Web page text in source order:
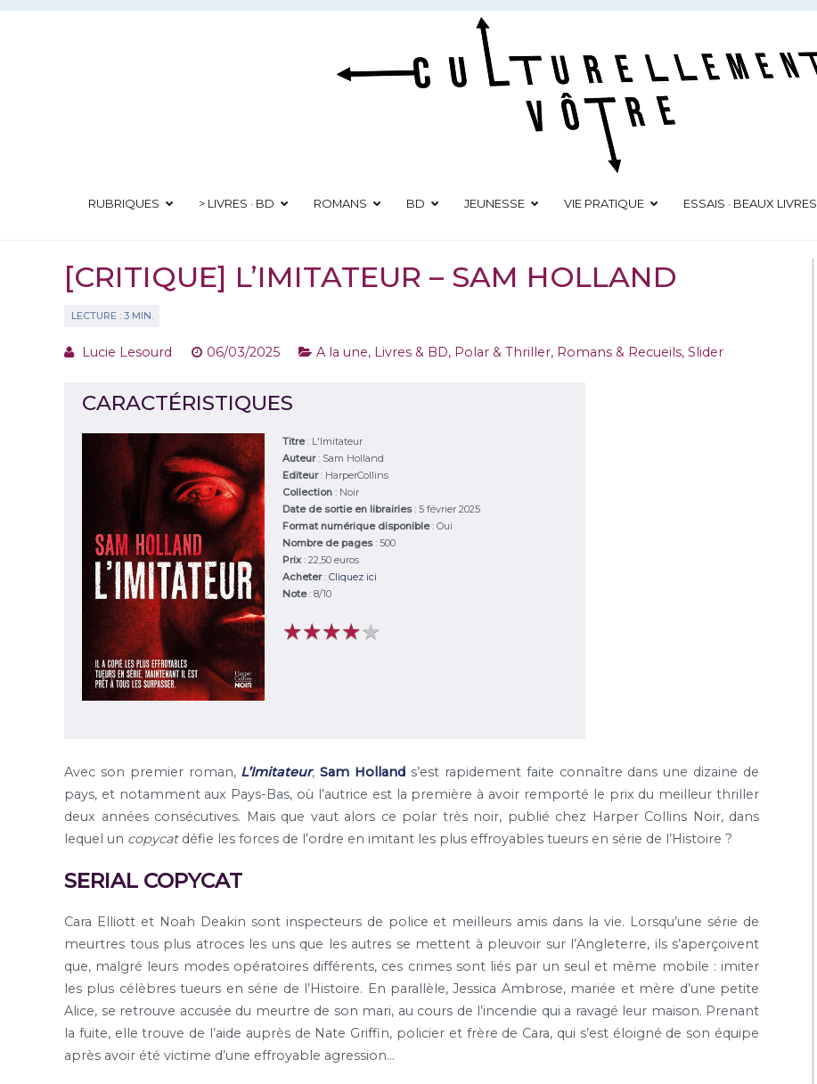
Aller
RUBRIQUES > LIVRES · BD ROMANS BD JEUNESSE VIE PRATIQUE ESSAIS · BEAUX LIVRES
[CRITIQUE] L’IMITATEUR – SAM HOLLAND
Lucie Lesourd 06/03/2025 A la une, Livres & BD, Polar & Thriller, Romans & Recueils,Slider
CARACTÉRISTIQUES
Titre: L'Imitateur
Auteur: Sam Holland
Editeur: HarperCollins
Collection: Noir
Date de sortie en librairies: 5 février 2025
Format numérique disponible: Oui
Nombre de pages: 500
Prix: 22,50 euros
Acheter:Cliquez ici
Note:8/10
★★★★★
★★★★★
Avec son premier roman, L’Imitateur,Sam Holland s’est rapidement faite connaître dans une dizaine de
pays, et notamment aux Pays-Bas, où l’autrice est la première à avoir remporté le prix du meilleur thriller
deux années consécutives. Mais que vaut alors ce polar très noir, publié chez Harper Collins Noir, dans
lequel un copycatdéfie les forces de l’ordre en imitant les plus effroyables tueurs en série de l’Histoire ?
SERIAL COPYCAT
Cara Elliott et Noah Deakin sont inspecteurs de police et meilleurs amis dans la vie. Lorsqu’une série de
meurtres tous plus atroces les uns que les autres se mettent à pleuvoir sur l’Angleterre, ils s’aperçoivent
que, malgré leurs modes opératoires différents, ces crimes sont liés par un seul et même mobile : imiter
les plus célèbres tueurs en série de l’Histoire. En parallèle, Jessica Ambrose, mariée et mère d’une petite
Alice, se retrouve accusée du meurtre de son mari, au cours de l’incendie qui a ravagé leur maison. Prenant
la fuite, elle trouve de l’aide auprès de Nate Griffin, policier et frère de Cara, qui s’est éloigné de son équipe
après avoir été victime d’une effroyable agression…